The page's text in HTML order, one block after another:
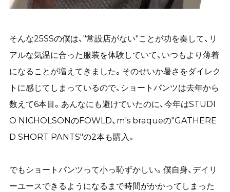
そんな25SSの僕は、"常設店がない"ことが功を奏して、リ
アルな気温に合った服装を体験していて、いつもより薄着
になることが増えてきました。そのせいか暑さをダイレク
トに感じてしまっているので、ショートパンツは去年から
数えて6本目。あんなにも避けていたのに、今年はSTUDI
O NICHOLSONのFOWLD、m's braqueの"GATHERE
D SHORT PANTS"の2本も購入。
でもショートパンツって小っ恥ずかしい。僕自身、デイリ
ーユースできるようになるまで時間がかかってしまった